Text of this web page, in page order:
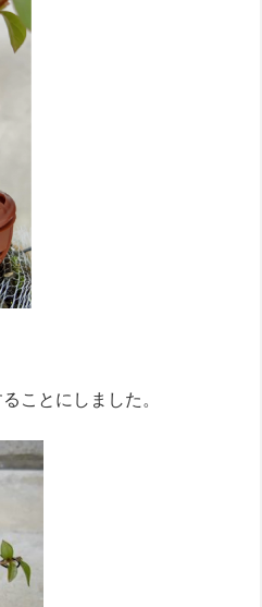
ことにしました。